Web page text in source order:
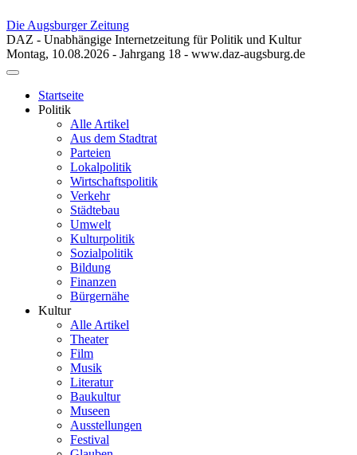
Die Augsburger Zeitung
DAZ - Unabhängige Internetzeitung für Politik und Kultur
Montag, 10.08.2026 - Jahrgang 18 - www.daz-augsburg.de
Toggle
navigationStartseite
Politik
Alle Artikel
Aus dem Stadtrat
Parteien
Lokalpolitik
Wirtschaftspolitik
Verkehr
Städtebau
Umwelt
Kulturpolitik
Sozialpolitik
Bildung
Finanzen
Bürgernähe
Kultur
Alle Artikel
Theater
Film
Musik
Literatur
Baukultur
Museen
Ausstellungen
Festival